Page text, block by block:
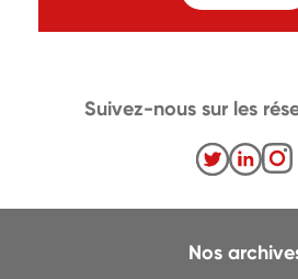
Nos
Suivez-nous sur les